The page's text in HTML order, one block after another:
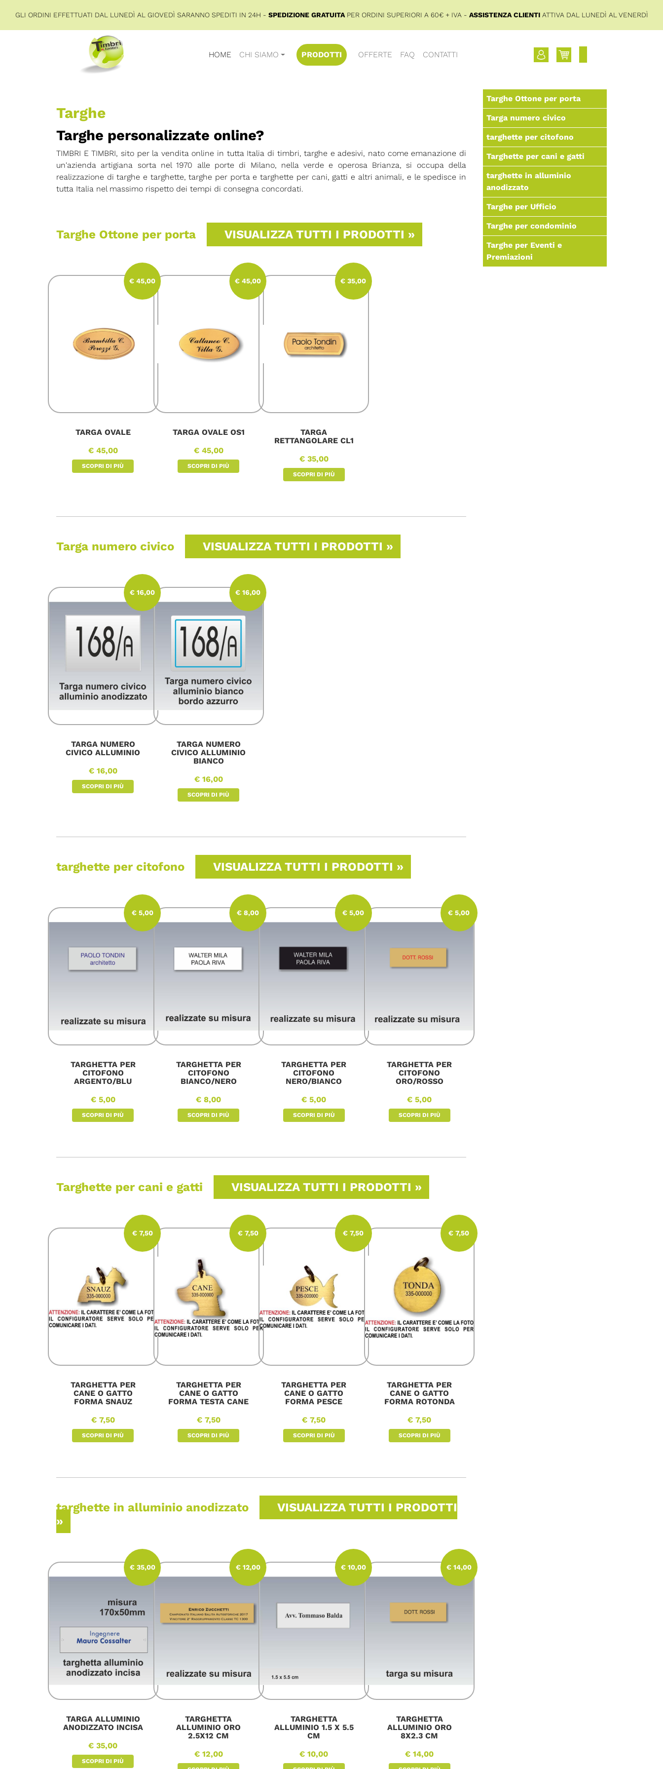
GLI ORDINI EFFETTUATI DAL LUNEDÌ AL GIOVEDÌ SARANNO SPEDITI IN 24H - SPEDIZIONE GRATUITAPER ORDINI SUPERIORI A 60€ + IVA - ASSISTENZA CLIENTIATTIVA DAL LUNEDÌ AL VENERDÌ
HOME CHI SIAMO PRODOTTI OFFERTE FAQ CONTATTI
Targhe
Targhe personalizzate online?
TIMBRI E TIMBRI, sito per la vendita online in tutta Italia di timbri, targhe e adesivi, nato come emanazione di
un'azienda artigiana sorta nel 1970 alle porte di Milano, nella verde e operosa Brianza, si occupa della
realizzazione di targhe e targhette, targhe per porta e targhette per cani, gatti e altri animali, e le spedisce in
tutta Italia nel massimo rispetto dei tempi di consegna concordati.
Targhe Ottone per porta VISUALIZZA TUTTI I PRODOTTI »
TARGA OVALE
€ 45,00
SCOPRI DI PIÙ
€ 45,00
TARGA OVALE OS1
€ 45,00
SCOPRI DI PIÙ
€ 45,00
TARGA
RETTANGOLARE CL1
€ 35,00
SCOPRI DI PIÙ
€ 35,00
Targa numero civico VISUALIZZA TUTTI I PRODOTTI »
TARGA NUMERO
CIVICO ALLUMINIO
€ 16,00
SCOPRI DI PIÙ
€ 16,00
TARGA NUMERO
CIVICO ALLUMINIO
BIANCO
€ 16,00
SCOPRI DI PIÙ
€ 16,00
targhette per citofono VISUALIZZA TUTTI I PRODOTTI »
TARGHETTA PER
CITOFONO
ARGENTO/BLU
€ 5,00
SCOPRI DI PIÙ
€ 5,00
TARGHETTA PER
CITOFONO
BIANCO/NERO
€ 8,00
SCOPRI DI PIÙ
€ 8,00
TARGHETTA PER
CITOFONO
NERO/BIANCO
€ 5,00
SCOPRI DI PIÙ
€ 5,00
TARGHETTA PER
CITOFONO
ORO/ROSSO
€ 5,00
SCOPRI DI PIÙ
€ 5,00
Targhette per cani e gatti VISUALIZZA TUTTI I PRODOTTI »
TARGHETTA PER
CANE O GATTO
FORMA SNAUZ
€ 7,50
SCOPRI DI PIÙ
€ 7,50
TARGHETTA PER
CANE O GATTO
FORMA TESTA CANE
€ 7,50
SCOPRI DI PIÙ
€ 7,50
TARGHETTA PER
CANE O GATTO
FORMA PESCE
€ 7,50
SCOPRI DI PIÙ
€ 7,50
TARGHETTA PER
CANE O GATTO
FORMA ROTONDA
€ 7,50
SCOPRI DI PIÙ
€ 7,50
targhette in alluminio anodizzato
VISUALIZZA TUTTI I PRODOTTI
»
TARGA ALLUMINIO
ANODIZZATO INCISA
€ 35,00
SCOPRI DI PIÙ
€ 35,00
TARGHETTA
ALLUMINIO ORO
2.5X12 CM
€ 12,00
€ 12,00
TARGHETTA
ALLUMINIO 1.5 X 5.5
CM
€ 10,00
€ 10,00
TARGHETTA
ALLUMINIO ORO
8X2.3 CM
€ 14,00
€ 14,00
Targhe Ottone per porta
Targa numero civico
targhette per citofono
Targhette per cani e gatti
targhette in alluminio
anodizzato
Targhe per Ufficio
Targhe per condominio
Targhe per Eventi e
Premiazioni